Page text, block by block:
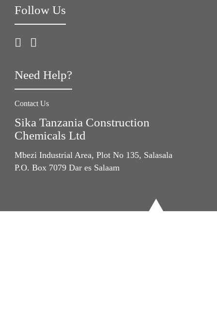
Follow Us
Need Help?
Contact Us
Sika Tanzania Construction
Chemicals Ltd
Mbezi Industrial Area, Plot No 135, Salasala
P.O. Box 7079 Dar es Salaam